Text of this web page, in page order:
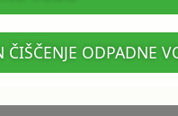
ČIŠČENJE ODPADNE